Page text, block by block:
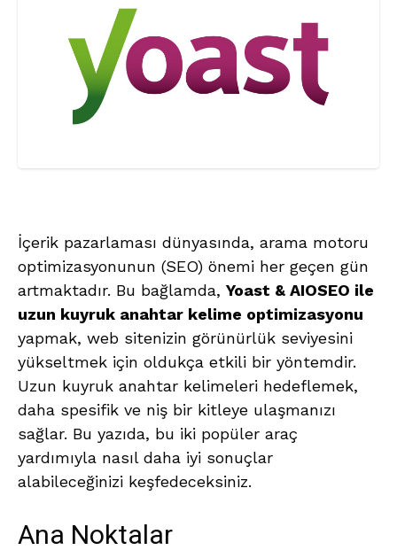
İçerik pazarlaması dünyasında, arama motoru
optimizasyonunun (SEO) önemi her geçen gün
artmaktadır. Bu bağlamda, Yoast & AIOSEO ile
uzun kuyruk anahtar kelime optimizasyonu
yapmak, web sitenizin görünürlük seviyesini
yükseltmek için oldukça etkili bir yöntemdir.
Uzun kuyruk anahtar kelimeleri hedeflemek,
daha spesifik ve niş bir kitleye ulaşmanızı
sağlar. Bu yazıda, bu iki popüler araç
yardımıyla nasıl daha iyi sonuçlar
alabileceğinizi keşfedeceksiniz.
Ana Noktalar